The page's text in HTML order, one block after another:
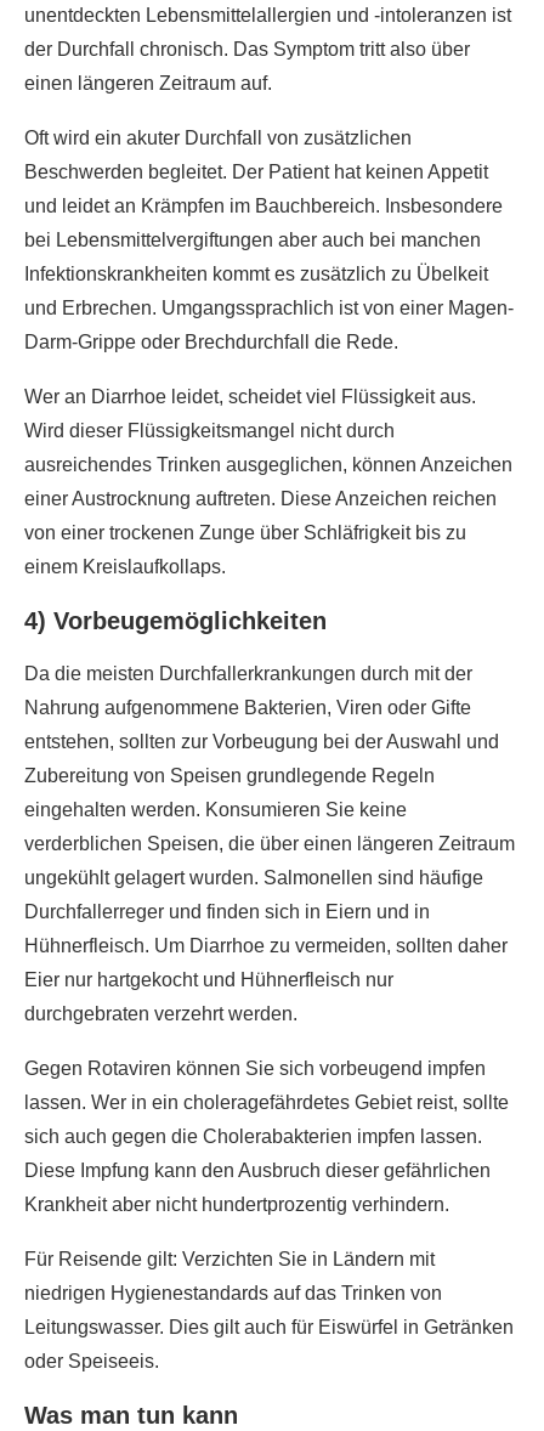
unentdeckten Lebensmittelallergien und -intoleranzen ist
der Durchfall chronisch. Das Symptom tritt also über
einen längeren Zeitraum auf.
Oft wird ein akuter Durchfall von zusätzlichen
Beschwerden begleitet. Der Patient hat keinen Appetit
und leidet an Krämpfen im Bauchbereich. Insbesondere
bei Lebensmittelvergiftungen aber auch bei manchen
Infektionskrankheiten kommt es zusätzlich zu Übelkeit
und Erbrechen. Umgangssprachlich ist von einer Magen-
Darm-Grippe oder Brechdurchfall die Rede.
Wer an Diarrhoe leidet, scheidet viel Flüssigkeit aus.
Wird dieser Flüssigkeitsmangel nicht durch
ausreichendes Trinken ausgeglichen, können Anzeichen
einer Austrocknung auftreten. Diese Anzeichen reichen
von einer trockenen Zunge über Schläfrigkeit bis zu
einem Kreislaufkollaps.
4) Vorbeugemöglichkeiten
Da die meisten Durchfallerkrankungen durch mit der
Nahrung aufgenommene Bakterien, Viren oder Gifte
entstehen, sollten zur Vorbeugung bei der Auswahl und
Zubereitung von Speisen grundlegende Regeln
eingehalten werden. Konsumieren Sie keine
verderblichen Speisen, die über einen längeren Zeitraum
ungekühlt gelagert wurden. Salmonellen sind häufige
Durchfallerreger und finden sich in Eiern und in
Hühnerfleisch. Um Diarrhoe zu vermeiden, sollten daher
Eier nur hartgekocht und Hühnerfleisch nur
durchgebraten verzehrt werden.
Gegen Rotaviren können Sie sich vorbeugend impfen
lassen. Wer in ein choleragefährdetes Gebiet reist, sollte
sich auch gegen die Cholerabakterien impfen lassen.
Diese Impfung kann den Ausbruch dieser gefährlichen
Krankheit aber nicht hundertprozentig verhindern.
Für Reisende gilt: Verzichten Sie in Ländern mit
niedrigen Hygienestandards auf das Trinken von
Leitungswasser. Dies gilt auch für Eiswürfel in Getränken
oder Speiseeis.
Was man tun kann